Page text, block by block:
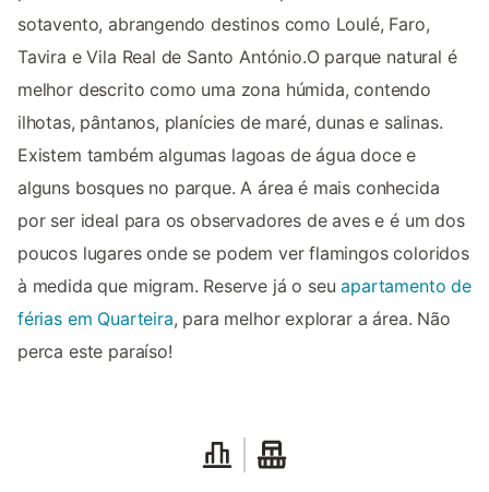
sotavento, abrangendo destinos como Loulé, Faro,
Tavira e Vila Real de Santo António.O parque natural é
melhor descrito como uma zona húmida, contendo
ilhotas, pântanos, planícies de maré, dunas e salinas.
Existem também algumas lagoas de água doce e
alguns bosques no parque. A área é mais conhecida
por ser ideal para os observadores de aves e é um dos
poucos lugares onde se podem ver flamingos coloridos
à medida que migram. Reserve já o seuapartamento de
férias em Quarteira, para melhor explorar a área. Não
perca este paraíso!